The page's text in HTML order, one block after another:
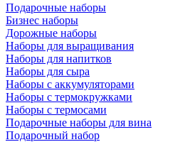
Подарочные наборы
Бизнес наборы
Дорожные наборы
Наборы для выращивания
Наборы для напитков
Наборы для сыра
Наборы с аккумуляторами
Наборы с термокружками
Наборы с термосами
Подарочные наборы для вина
Подарочный набор